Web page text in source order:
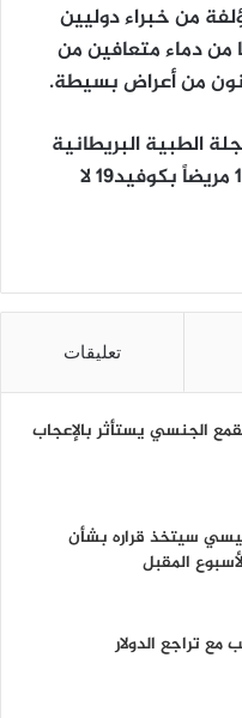
من خبراء دوليين
من دماء متعافين من
الطبية البريطانية
على نتائج 16 تجربة شملت 16236 مريضاً بكوفيد19 لا
تعليقات
الجنسي يستأثر بالإعجاب
سيتخذ قراره بشأن
المقبل
مع تراجع الدولار